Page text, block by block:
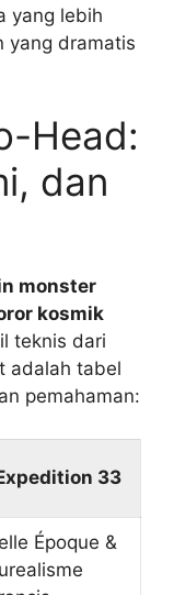
yang lebih
yang dramatis
Head:
dan
monster
kosmik
teknis dari
adalah tabel
pemahaman:
33
Époque &